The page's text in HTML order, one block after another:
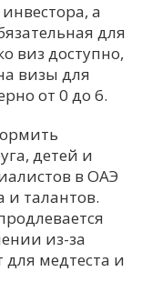
а
для
виз доступно,
визы для
от 0 до 6.
детей и
в ОАЭ
и талантов.
из-за
медтеста и